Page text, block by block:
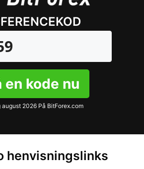
en kode nu
august 2026 På BitForex.com
henvisningslinks